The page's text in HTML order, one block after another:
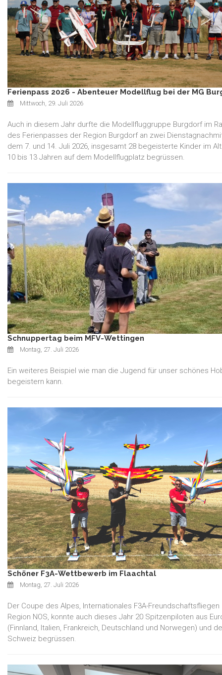
Ferienpass 2026 - Abenteuer Modellflug bei der MG
Mittwoch, 29. Juli 2026
Auch in diesem Jahr durfte die Modellfluggruppe Burgdorf im
des Ferienpasses der Region Burgdorf an zwei
dem 7. und 14. Juli 2026, insgesamt 28 begeisterte Kinder im
10 bis 13 Jahren auf dem Modellflugplatz begrüssen.
Schnuppertag beim MFV-Wettingen
Montag, 27. Juli 2026
Ein weiteres Beispiel wie man die Jugend für unser schönes
begeistern kann.
Schöner F3A-Wettbewerb im Flaachtal
Montag, 27. Juli 2026
Der Coupe des Alpes, Internationales F3A-Freundschaftsfliegen
Region NOS, konnte auch dieses Jahr 20 Spitzenpiloten aus
(Finnland, Italien, Frankreich, Deutschland und Norwegen) und
Schweiz begrüssen.